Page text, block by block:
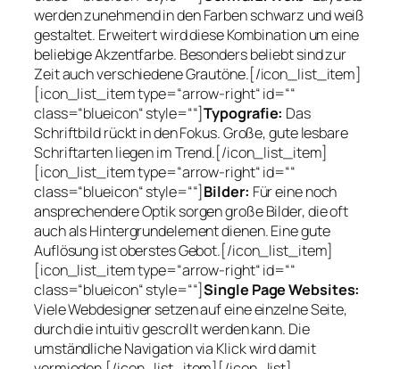
werden zunehmend in den Farben schwarz und weiß
gestaltet. Erweitert wird diese Kombination um eine
beliebige Akzentfarbe. Besonders beliebt sind zur
Zeit auch verschiedene Grautöne.[/icon_list_item]
[icon_list_item type=“arrow-right“ id=““
class=“blueicon“ style=““]Typografie: Das
Schriftbild rückt in den Fokus. Große, gute lesbare
Schriftarten liegen im Trend.[/icon_list_item]
[icon_list_item type=“arrow-right“ id=““
class=“blueicon“ style=““]Bilder: Für eine noch
ansprechendere Optik sorgen große Bilder, die oft
auch als Hintergrundelement dienen. Eine gute
Auflösung ist oberstes Gebot.[/icon_list_item]
[icon_list_item type=“arrow-right“ id=““
class=“blueicon“ style=““]Single Page Websites:
Viele Webdesigner setzen auf eine einzelne Seite,
durch die intuitiv gescrollt werden kann. Die
umständliche Navigation via Klick wird damit